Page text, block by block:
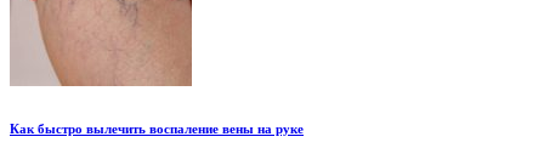
Как быстро вылечить воспаление вены на руке